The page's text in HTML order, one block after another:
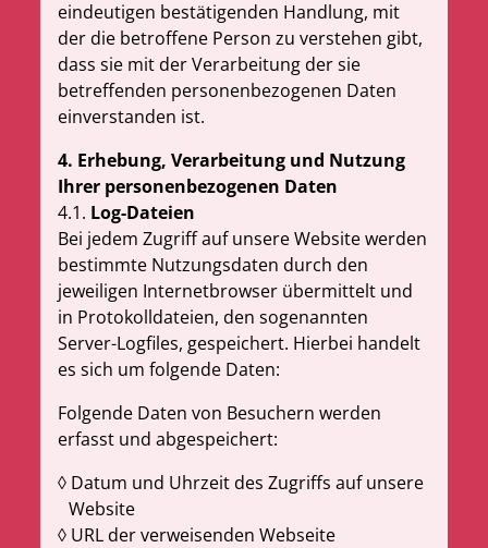
eindeutigen bestätigenden Handlung, mit
der die betroffene Person zu verstehen gibt,
dass sie mit der Verarbeitung der sie
betreffenden personenbezogenen Daten
einverstanden ist.
4. Erhebung, Verarbeitung und Nutzung
Ihrer personenbezogenen Daten
4.1. Log-Dateien
Bei jedem Zugriff auf unsere Website werden
bestimmte Nutzungsdaten durch den
jeweiligen Internetbrowser übermittelt und
in Protokolldateien, den sogenannten
Server-Logfiles, gespeichert. Hierbei handelt
es sich um folgende Daten:
Folgende Daten von Besuchern werden
erfasst und abgespeichert:
Datum und Uhrzeit des Zugriffs auf unsere
Website
URL der verweisenden Webseite